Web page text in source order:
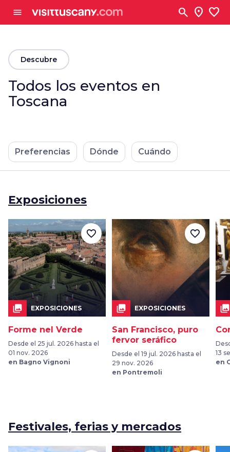
menu search location_on favorite
arrow_backDescubre
Todos los eventos en
Toscana
Preferencias Dónde Cuándo
Exposiciones
collections EXPOSICIONES
Forme nel Verde
Desde el 25 jul. 2026 hasta el
01 nov. 2026
en Bagno Vignoni
favorite_border
collections EXPOSICIONES
San Francisco, puro
fervor seráfico
Desde el 19 jul. 2026 hasta el
29 nov. 2026
en Pontremoli
favorite_border
collections
13
en
Festivales, ferias y mercados